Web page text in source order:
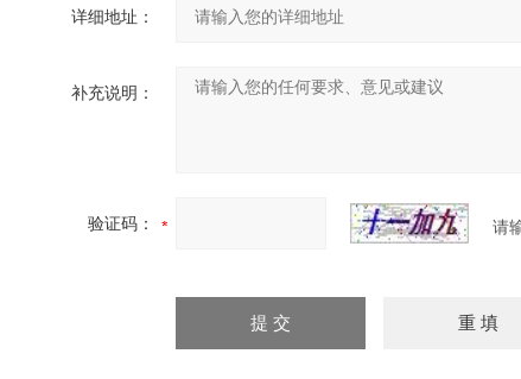
详细地址：
补充说明：
验证码： 请